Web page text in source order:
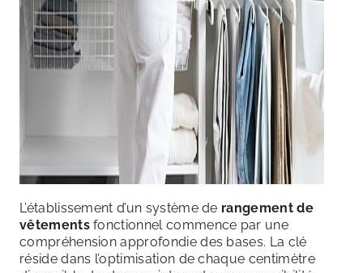
L’établissement d’un système de rangement de
vêtementsfonctionnel commence par une
compréhension approfondie des bases. La clé
réside dans l’optimisation de chaque centimètre